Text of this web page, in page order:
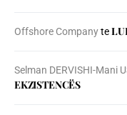
Offshore Companyte
Selman DERVISHI-Mani
EKZISTENCЁS